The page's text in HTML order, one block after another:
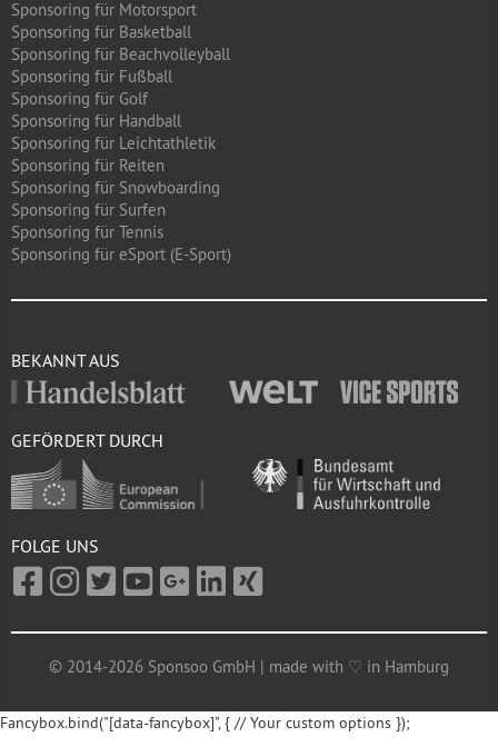
Sponsoring für Motorsport
Sponsoring für Basketball
Sponsoring für Beachvolleyball
Sponsoring für Fußball
Sponsoring für Golf
Sponsoring für Handball
Sponsoring für Leichtathletik
Sponsoring für Reiten
Sponsoring für Snowboarding
Sponsoring für Surfen
Sponsoring für Tennis
Sponsoring für eSport (E-Sport)
BEKANNT AUS
GEFÖRDERT DURCH
FOLGE UNS
© 2014-2026 Sponsoo GmbH | made with ♡ in Hamburg
Fancybox.bind("[data-fancybox]", { // Your custom options });